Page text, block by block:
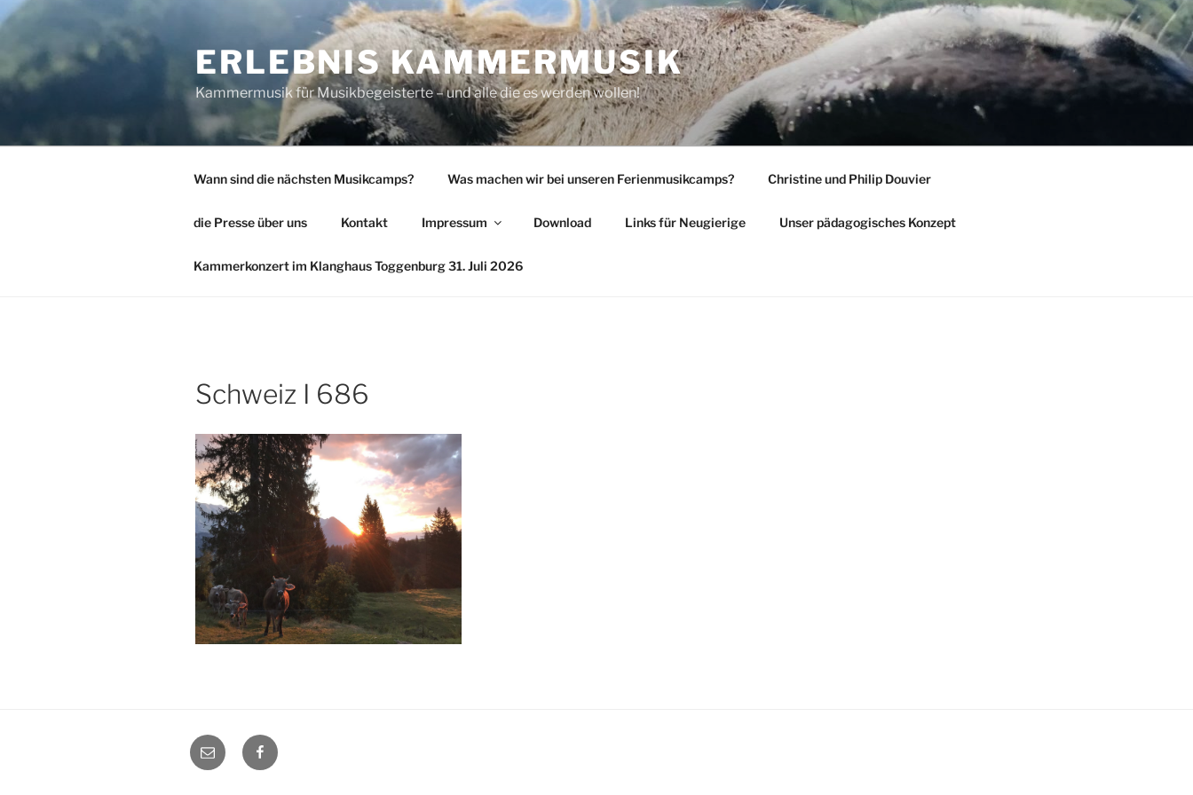
Zum
Inhalt
springen
ERLEBNIS KAMMERMUSIK
Kammermusik für Musikbegeisterte – und alle die es werden wollen!
Wann sind die nächsten Musikcamps? Was machen wir bei unseren Ferienmusikcamps? Christine und Philip Douvier
die Presse über uns Kontakt Impressum Download Links für Neugierige Unser pädagogisches Konzept
Kammerkonzert im Klanghaus Toggenburg 31. Juli 2026
Schweiz I 686
E-
Mail
Facebook